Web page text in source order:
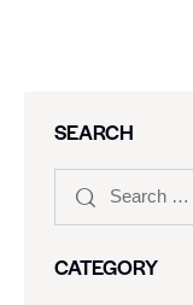
SEARCH
CATEGORY